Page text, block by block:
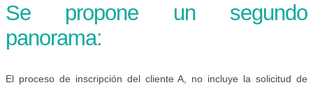
Se propone un segundo
panorama:
El proceso de inscripción del cliente A, no incluye la solicitud de